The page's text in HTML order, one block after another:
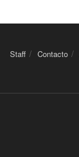
Staff Contacto